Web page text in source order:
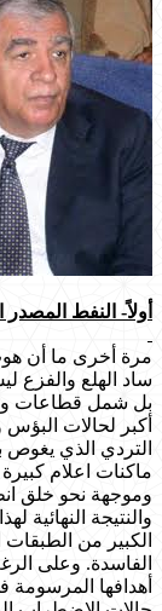
أولاً- النفط
مرة أخرى ما أن
ساد الهلع والفزع
بل شمل قطاعات
أكبر لحالات
التردي الذي
ماكنات اعلام
وموجهة نحو خلق
والنتيجة النهائية
الكبير من
الفاسدة. وعلى
أهدافها